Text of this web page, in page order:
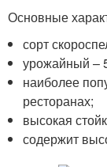
Основные
сорт
урожайный –
наиболее
ресторанах;
высокая
содержит